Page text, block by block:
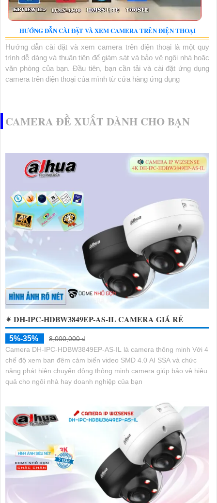
HƯỚNG DẪN CÀI ĐẶT VÀ XEM CAMERA TRÊN ĐIỆN THOẠI
Hướng dẫn cài đặt và xem camera trên điện thoại là một quy
trình dễ dàng và thuận tiện để giám sát và bảo vệ ngôi nhà hoặc
văn phòng của bạn. Đầu tiên, bạn cần tải và cài đặt ứng dụng
camera trên điện thoại của mình từ cửa hàng ứng dụng
CAMERA ĐỀ XUẤT DÀNH CHO BẠN
✴ DH-IPC-HDBW3849EP-AS-IL CAMERA GIÁ RẺ
5%-35%
8,000,000 ₫
Camera DH-IPC-HDBW3849EP-AS-IL là camera thông minh Với 4
chế độ xem ban đêm cảm biến video SMD 4.0 AI SSA và chức
năng phát hiện chuyển động thông minh camera giúp bảo vệ hiệu
quả cho ngôi nhà hay doanh nghiệp của bạn